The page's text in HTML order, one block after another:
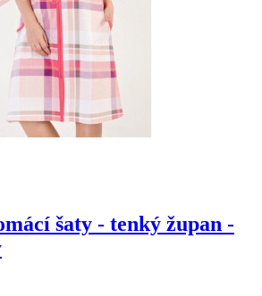
šaty - tenký župan -